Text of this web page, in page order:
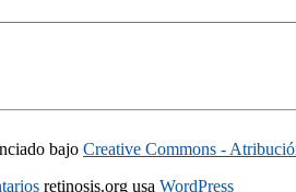
bajo Creative Commons -
retinosis.org usa WordPress